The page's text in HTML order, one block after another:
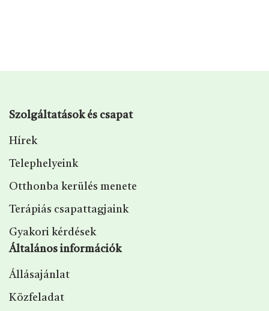
Szolgáltatások és csapat
Hírek
Telephelyeink
Otthonba kerülés menete
Terápiás csapattagjaink
Gyakori kérdések
Általános információk
Állásajánlat
Közfeladat